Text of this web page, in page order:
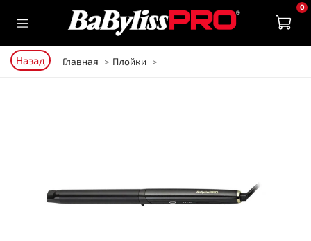
0
Назад Главная Плойки